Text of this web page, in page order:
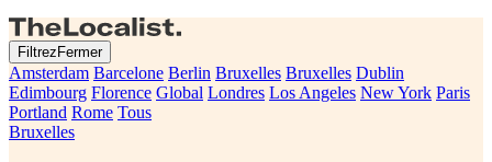
Filtrez Fermer
Amsterdam Barcelone Berlin Bruxelles Bruxelles Dublin
Edimbourg Florence Global Londres Los Angeles New York Paris
Portland Rome Tous
Bruxelles